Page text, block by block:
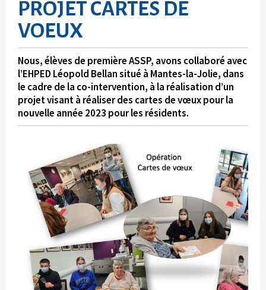
PROJET CARTES DE
VOEUX
Nous, élèves de première ASSP, avons collaboré avec
l’EHPED Léopold Bellan situé à Mantes-la-Jolie, dans
le cadre de la co-intervention, à la réalisation d’un
projet visant à réaliser des cartes de vœux pour la
nouvelle année 2023 pour les résidents.